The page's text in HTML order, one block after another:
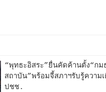
“พุทธะอิสระ”ยื่นคัดค้านตั้ง“ก
สถาบัน”พร้อมจี้สภาฯรับรู้ความ
ปชช.